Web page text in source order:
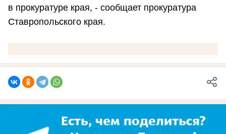
в прокуратуре края, - сообщает прокуратура
Ставропольского края.